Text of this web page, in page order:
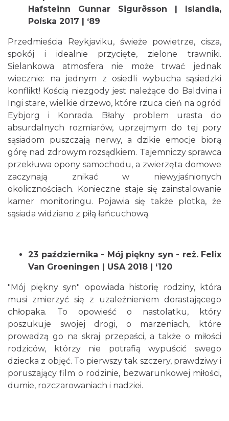
2026-08-09
0.11 km
Cieszyn
2026-08-16
0.11 km
2026-08-23
0.11 km
Cieszyn
2026-08-30
0.11 km
Hafsteinn Gunnar Sigurðsson | Islandia,
Polska 2017 | ‘89
Przedmieścia Reykjaviku, świeże powietrze, cisza,
spokój i idealnie przycięte, zielone trawniki.
Sielankowa atmosfera nie może trwać jednak
wiecznie: na jednym z osiedli wybucha sąsiedzki
konflikt! Kością niezgody jest należące do Baldvina i
Ingi stare, wielkie drzewo, które rzuca cień na ogród
Eybjorg i Konrada. Błahy problem urasta do
absurdalnych rozmiarów, uprzejmym do tej pory
sąsiadom puszczają nerwy, a dzikie emocje biorą
górę nad zdrowym rozsądkiem. Tajemniczy sprawca
przekłuwa opony samochodu, a zwierzęta domowe
zaczynają znikać w niewyjaśnionych
okolicznościach. Konieczne staje się zainstalowanie
kamer monitoringu. Pojawia się także plotka, że
sąsiada widziano z piłą łańcuchową.
23 października - Mój piękny syn - reż. Felix
Van Groeningen | USA 2018 | ‘120
"Mój piękny syn" opowiada historię rodziny, która
musi zmierzyć się z uzależnieniem dorastającego
chłopaka. To opowieść o nastolatku, który
poszukuje swojej drogi, o marzeniach, które
prowadzą go na skraj przepaści, a także o miłości
rodziców, którzy nie potrafią wypuścić swego
dziecka z objęć. To pierwszy tak szczery, prawdziwy i
poruszający film o rodzinie, bezwarunkowej miłości,
dumie, rozczarowaniach i nadziei.